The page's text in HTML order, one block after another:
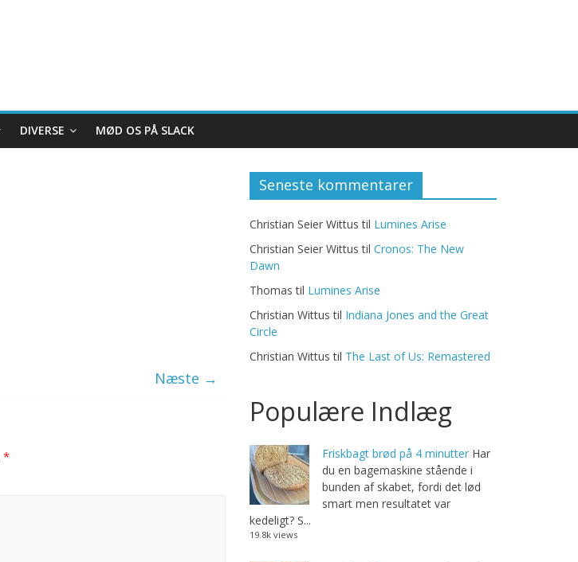
DIVERSE MØD OS PÅ SLACK
Næste →
*
Seneste kommentarer
Christian Seier Wittus til Lumines Arise
Christian Seier Wittus til Cronos: The New
Dawn
Thomas til Lumines Arise
Christian Wittus til Indiana Jones and the Great
Circle
Christian Wittus til The Last of Us: Remastered
Populære Indlæg
Friskbagt brød på 4 minutter Har
du en bagemaskine stående i
bunden af skabet, fordi det lød
smart men resultatet var
kedeligt? S...
19.8k views